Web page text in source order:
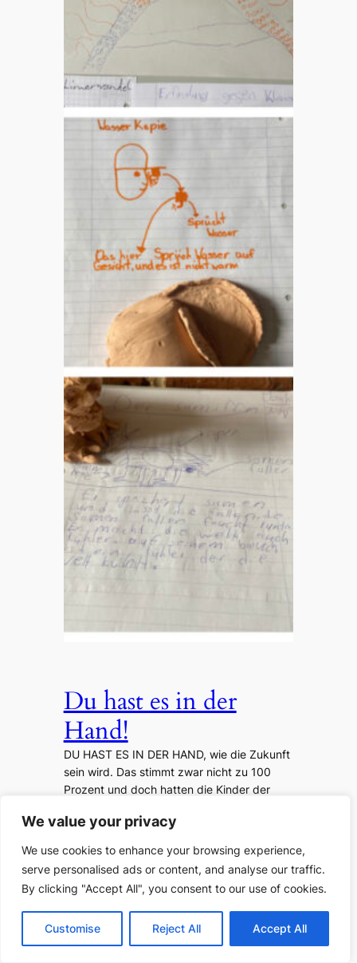
We value your privacy
We use cookies to enhance your browsing experience,
serve personalised ads or content, and analyse our traffic.
By clicking "Accept All", you consent to our use of cookies.
Customise Reject All Accept All
Du hast es in der
Hand!
DU HAST ES IN DER HAND, wie die Zukunft
sein wird. Das stimmt zwar nicht zu 100
Prozent und doch hatten die Kinder der
gute Ideen, wie sie bereits heute etwas tun
mitzugestalten: DU HAST ES IN DER
HAND! Lerne! Ernähre dich gesund! Treibe
Sport!…